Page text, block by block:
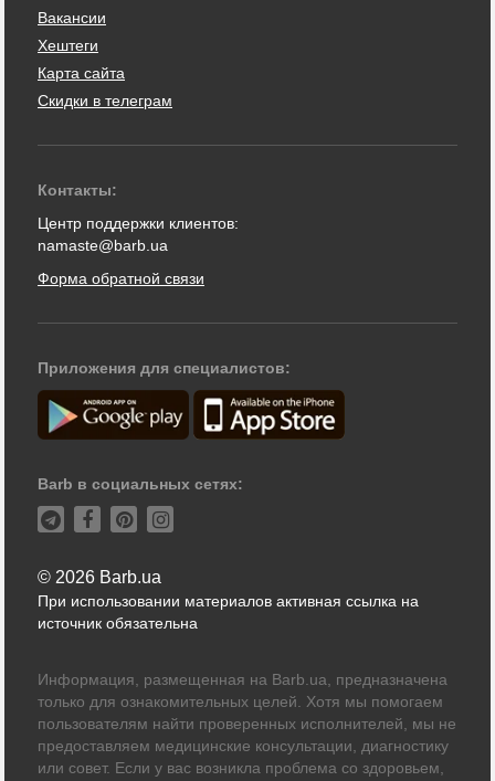
Вакансии
Хештеги
Карта сайта
Скидки в телеграм
Контакты:
Центр поддержки клиентов:
namaste@barb.ua
Форма обратной связи
Приложения для специалистов:
Barb в социальных сетях:
© 2026 Barb.ua
При использовании материалов активная ссылка на
источник обязательна
Информация, размещенная на Barb.ua, предназначена
только для ознакомительных целей. Хотя мы помогаем
пользователям найти проверенных исполнителей, мы не
предоставляем медицинские консультации, диагностику
или совет. Если у вас возникла проблема со здоровьем,